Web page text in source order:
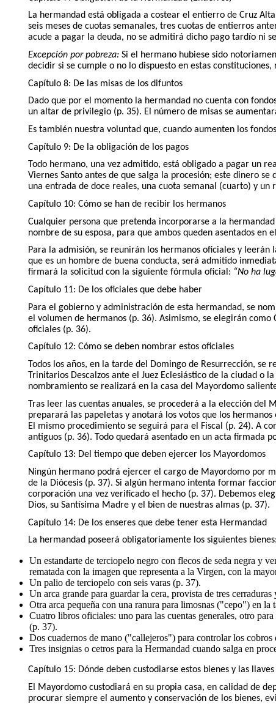
La hermandad está obligada a costear el entierro de Cruz
seis meses de cuotas semanales, tres cuotas de entierros
acude a pagar la deuda, no se admitirá dicho pago tardío ni
Excepción por pobreza:Si el hermano hubiese sido
decidir si se cumple o no lo dispuesto en estas
Capítulo 8: De las misas de los difuntos
Dado que por el momento la hermandad no cuenta con
un altar de privilegio (p. 35). El número de misas se
Es también nuestra voluntad que, cuando aumenten los
Capítulo 9: De la obligación de los pagos
Todo hermano, una vez admitido, está obligado a pagar un
Viernes Santo antes de que salga la procesión; este dinero
una entrada de doce reales, una cuota semanal (cuarto) y
Capítulo 10: Cómo se han de recibir los hermanos
Cualquier persona que pretenda incorporarse a la
nombre de su esposa, para que ambos queden asentados
Para la admisión, se reunirán los hermanos oficiales y
que es un hombre de buena conducta, será admitido
firmará la solicitud con la siguiente fórmula oficial: “No ha
Capítulo 11: De los oficiales que debe haber
Para el gobierno y administración de esta hermandad, se
el volumen de hermanos (p. 36). Asimismo, se elegirán
oficiales (p. 36).
Capítulo 12: Cómo se deben nombrar estos oficiales
Todos los años, en la tarde del Domingo de Resurrección,
Trinitarios Descalzos ante el Juez Eclesiástico de la ciudad o
nombramiento se realizará en la casa del Mayordomo
Tras leer las cuentas anuales, se procederá a la elección del
preparará las papeletas y anotará los votos que los
El mismo procedimiento se seguirá para el Fiscal (p. 24). A
antiguos (p. 36). Todo quedará asentado en un acta firmada
Capítulo 13: Del tiempo que deben ejercer los Mayordomos
Ningún hermano podrá ejercer el cargo de Mayordomo por
de la Diócesis (p. 37). Si algún hermano intenta formar
corporación una vez verificado el hecho (p. 37). Debemos
Dios, su Santísima Madre y el bien de nuestras almas (p. 37).
Capítulo 14: De los enseres que debe tener esta Hermandad
La hermandad poseerá obligatoriamente los siguientes bienes:
Un estandarte de terciopelo negro con flecos de seda negra y
rematada con la imagen que representa a la Virgen, con la
Un palio de terciopelo con seis varas (p. 37).
Un arca grande para guardar la cera, provista de tres
Otra arca pequeña con una ranura para limosnas ("cepo") en
Cuatro libros oficiales: uno para las cuentas generales, otro
(p. 37).
Dos cuadernos de mano ("callejeros") para controlar los cobros
Tres insignias o cetros para la Hermandad cuando salga en
Capítulo 15: Dónde deben custodiarse estos bienes y las llaves
El Mayordomo custodiará en su propia casa, en calidad de
procurar siempre el aumento y conservación de los bienes,